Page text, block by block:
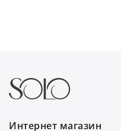
Интернет магазин